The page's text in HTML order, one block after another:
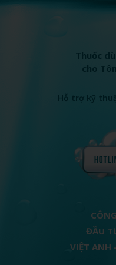
Thuốc
cho
Hỗ trợ kỹ
ĐẦU
VIỆT ANH